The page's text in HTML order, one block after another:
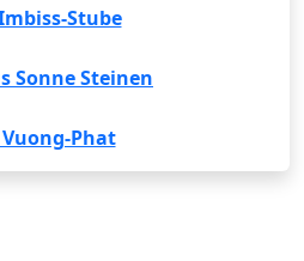
Stube
Sonne Steinen
Phat